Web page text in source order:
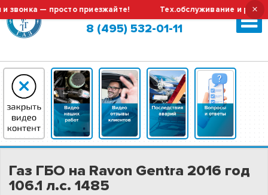
— просто приезжайте! Тех.обслуживание и ремонт
×
Москва (сменить город?)
8 (495) 532-01-11
Газ ГБО на Ravon Gentra 2016 год
106.1 л.с. 1485